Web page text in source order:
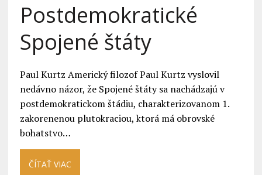
Postdemokratické
Spojené štáty
Paul Kurtz Americký filozof Paul Kurtz vyslovil
nedávno názor, že Spojené štáty sa nachádzajú v
postdemokratickom štádiu, charakterizovanom 1.
zakorenenou plutokraciou, ktorá má obrovské
bohatstvo…
ČÍTAŤ VIAC